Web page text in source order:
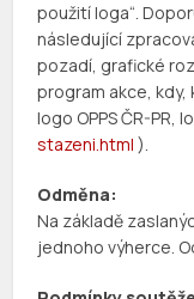
použití loga“.
následující
pozadí, grafické
program akce,
logo OPPS ČR-PR,
stazeni.html).
Odměna:
Na základě
jednoho výherce.